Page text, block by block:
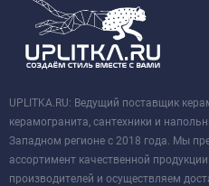
UPLITKA.RU: Ведущий поставщик
керамогранита, сантехники и
Западном регионе с 2018 года. Мы
ассортимент качественной
производителей и осуществляем